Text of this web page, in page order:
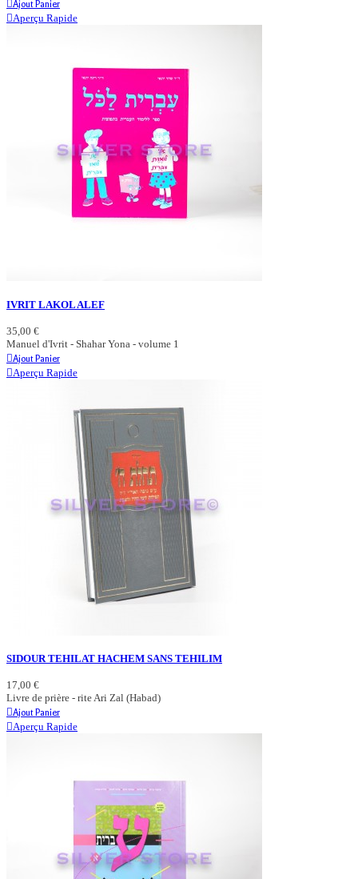
Ajout Panier
Aperçu Rapide
IVRIT LAKOL ALEF
35,00 €
Manuel d'Ivrit - Shahar Yona - volume 1
Ajout Panier
Aperçu Rapide
SIDOUR TEHILAT HACHEM SANS TEHILIM
17,00 €
Livre de prière - rite Ari Zal (Habad)
Ajout Panier
Aperçu Rapide